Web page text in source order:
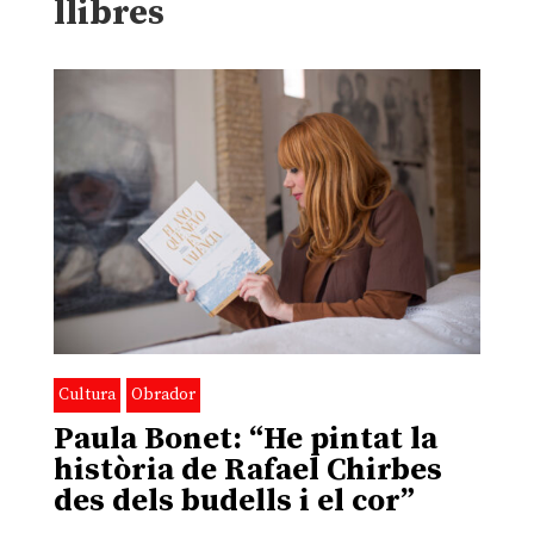
llibres
Cultura Obrador
Paula Bonet: “He pintat la
història de Rafael Chirbes
des dels budells i el cor”